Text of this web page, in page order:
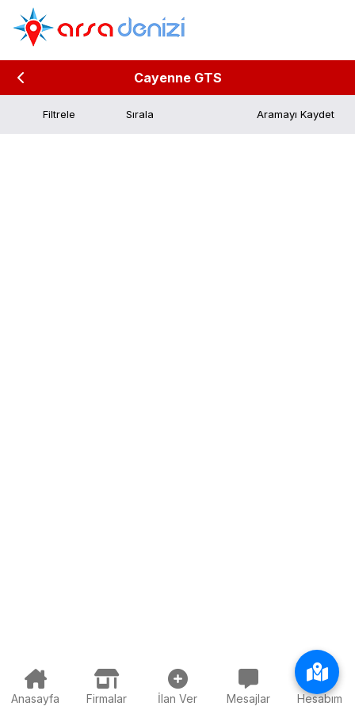
Cayenne GTS
Filtrele Aramayı Kaydet
Anasayfa Firmalar İlan Ver Mesajlar Hesabım